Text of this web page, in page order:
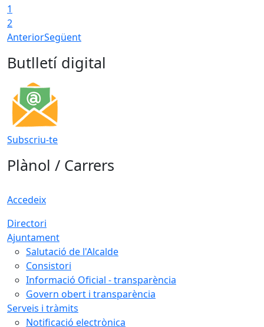
1
2
AnteriorSegüent
Butlletí digital
Subscriu-te
Plànol / Carrers
Accedeix
Directori
Ajuntament
Salutació de l'Alcalde
Consistori
Informació Oficial - transparència
Govern obert i transparència
Serveis i tràmits
Notificació electrònica